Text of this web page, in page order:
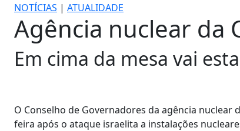
NOTÍCIAS | ATUALIDADE
Agência nuclear da
Em cima da mesa vai
O Conselho de Governadores da agência
feira após o ataque israelita a instalações